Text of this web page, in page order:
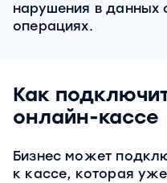
нарушения в данных
операциях.
Как
онлайн-кассе
Бизнес может
к кассе, которая